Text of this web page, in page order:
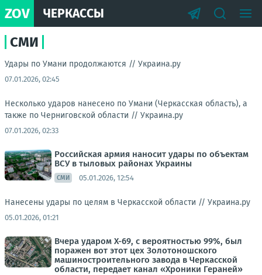
ZOV ЧЕРКАССЫ
СМИ
Удары по Умани продолжаются // Украина.ру
07.01.2026, 02:45
Несколько ударов нанесено по Умани (Черкасская область), а
также по Черниговской области // Украина.ру
07.01.2026, 02:33
Российская армия наносит удары по объектам
ВСУ в тыловых районах Украины
СМИ 05.01.2026, 12:54
Нанесены удары по целям в Черкасской области // Украина.ру
05.01.2026, 01:21
Вчера ударом Х-69, с вероятностью 99%, был
поражен вот этот цех Золотоношского
машиностроительного завода в Черкасской
области, передает канал «Хроники Гераней»